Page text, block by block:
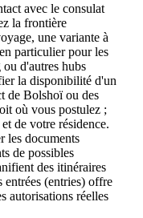
avec le consulat
la frontière
une variante à
particulier pour les
d'autres hubs
la disponibilité d'un
de Bolshoï ou des
où vous postulez ;
de votre résidence.
les documents
de possibles
des itinéraires
(entries) offre
autorisations réelles